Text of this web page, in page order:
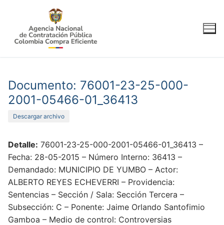
contenido
Documento: 76001-23-25-000-
2001-05466-01_36413
Descargar archivo
Detalle: 76001-23-25-000-2001-05466-01_36413 –
Fecha: 28-05-2015 – Número Interno: 36413 –
Demandado: MUNICIPIO DE YUMBO – Actor:
ALBERTO REYES ECHEVERRI – Providencia:
Sentencias – Sección / Sala: Sección Tercera –
Subsección: C – Ponente: Jaime Orlando Santofimio
Gamboa – Medio de control: Controversias